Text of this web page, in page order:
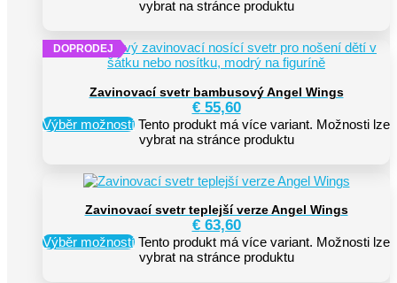
vybrat na stránce produktu
DOPRODEJ
Zavinovací svetr bambusový Angel Wings
€55,60
Výběr možností Tento produkt má více variant. Možnosti lze
vybrat na stránce produktu
Zavinovací svetr teplejší verze Angel Wings
€63,60
Výběr možností Tento produkt má více variant. Možnosti lze
vybrat na stránce produktu